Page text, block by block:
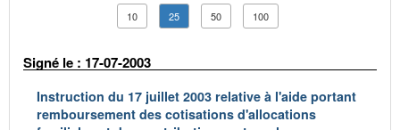
10 25 50 100
Signé le : 17-07-2003
Instruction du 17 juillet 2003 relative à l'aide portant
remboursement des cotisations d'allocations